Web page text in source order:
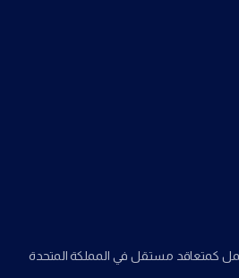
كمتعاقد مستقل في المملكة المتحدة